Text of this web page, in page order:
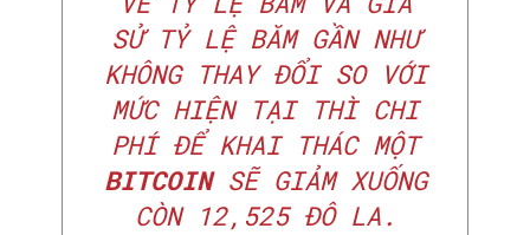
SỬ TỶ LỆ BĂM GẦN NHƯ
KHÔNG THAY ĐỔI SO VỚI
MỨC HIỆN TẠI THÌ CHI
PHÍ ĐỂ KHAI THÁC MỘT
BITCOINSẼ GIẢM XUỐNG
CÒN 12,525 ĐÔ LA.